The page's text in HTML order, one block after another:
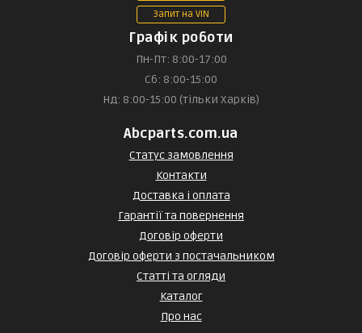
Запит на VIN
Графік роботи
Пн-Пт: 8:00-17:00
Сб: 8:00-15:00
Нд: 8:00-15:00 (тільки Харків)
Abcparts.com.ua
Статус замовлення
Контакти
Доставка і оплата
Гарантії та повернення
Договір оферти
Договір оферти з постачальником
Статті та огляди
Каталог
Про нас